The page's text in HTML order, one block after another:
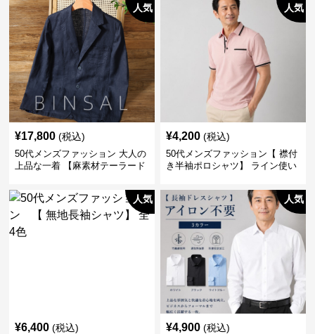
人気
¥17,800 (税込)
50代メンズファッション 大人の
上品な一着 【麻素材テーラード
人気
¥4,200 (税込)
50代メンズファッション【 襟付
き半袖ポロシャツ】 ライン使い
人気
¥6,400 (税込)
人気
¥4,900 (税込)